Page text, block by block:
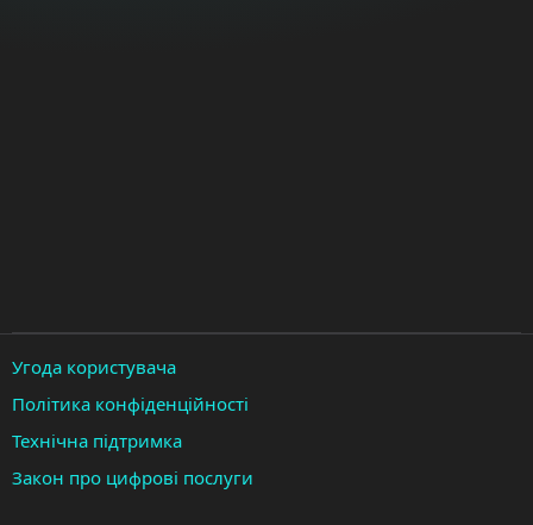
Угода користувача
Політика конфіденційності
Технічна підтримка
Закон про цифрові послуги